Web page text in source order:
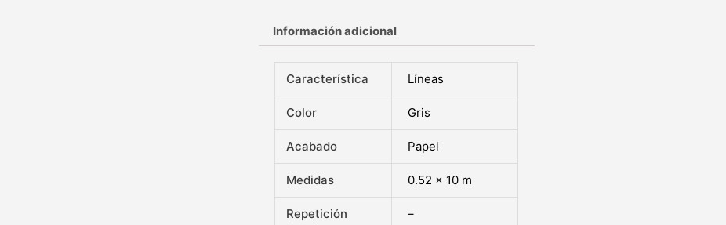
Información adicional
Característica Líneas
Color Gris
Acabado Papel
Medidas 0.52 x 10 m
Repetición
–